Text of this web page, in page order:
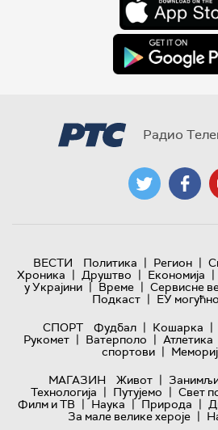
Радио
ВЕСТИ Политика | Регион |
Хроника | Друштво | Економија |
у Украјини | Време | Сервисне
Подкаст | ЕУ
СПОРТ
Фудбал | Кошарка |
Рукомет | Ватерполо | Атлетика
спортови |
МАГАЗИН
Живот |
Технологијa | Путујемо | Свет
Филм и ТВ | Наука | Природа |
За мале велике хероје |